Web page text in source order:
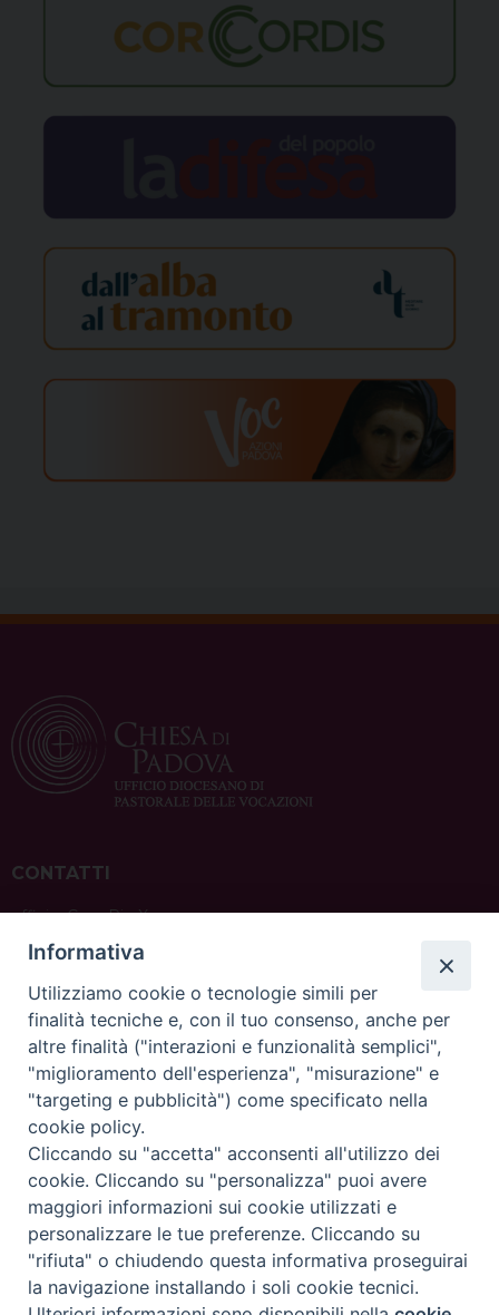
CONTATTI
ufficio: Casa Pio X
via Bonporti, 20 – 35141 Padova
tel: +39 351 619 2354
e mail:ufficiovocazionipadova@gmail.com
sede: Casa Sant'Andrea
via Valmarana, 20 – 35133 Padova
instagram:@casasantandreapadova
e mail:casasantandreapadova@gmail.com
Copyright© ChiesadiPadova2022 Privacy Policy
Informativa
Utilizziamo cookie o tecnologie simili per
finalità tecniche e, con il tuo consenso, anche per
altre finalità ("interazioni e funzionalità semplici",
"miglioramento dell'esperienza", "misurazione" e
"targeting e pubblicità") come specificato nella
cookie policy.
Cliccando su "accetta" acconsenti all'utilizzo dei
cookie. Cliccando su "personalizza" puoi avere
maggiori informazioni sui cookie utilizzati e
personalizzare le tue preferenze. Cliccando su
"rifiuta" o chiudendo questa informativa proseguirai
la navigazione installando i soli cookie tecnici.